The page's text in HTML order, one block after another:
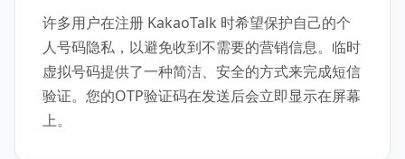
许多用户在注册 KakaoTalk 时希望保护自己的个
人号码隐私，以避免收到不需要的营销信息。临时
虚拟号码提供了一种简洁、安全的方式来完成短信
验证。您的OTP验证码在发送后会立即显示在屏幕
上。